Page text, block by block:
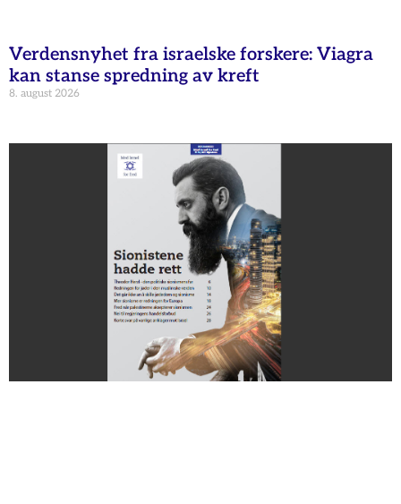
Verdensnyhet fra israelske forskere: Viagra
kan stanse spredning av kreft
8. august 2026